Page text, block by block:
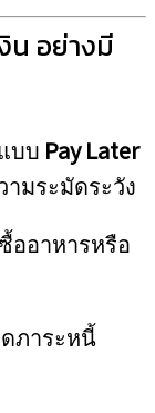
น อย่างมี
บบ Pay Later
มระมัดระวัง
ออาหารหรือ
ดภาระหนี้